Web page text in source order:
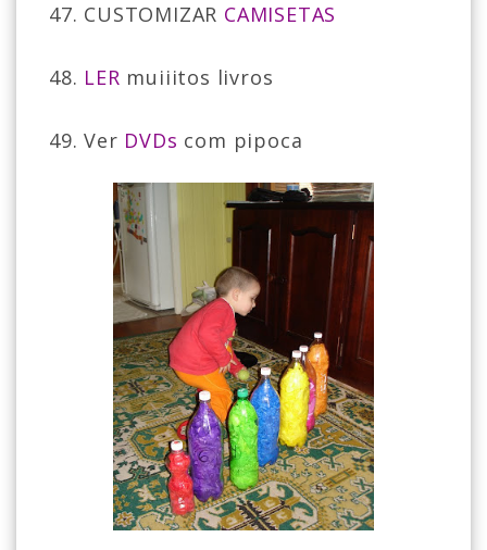
47. CUSTOMIZAR CAMISETAS
48. LER muiiitos livros
49. Ver DVDs com pipoca